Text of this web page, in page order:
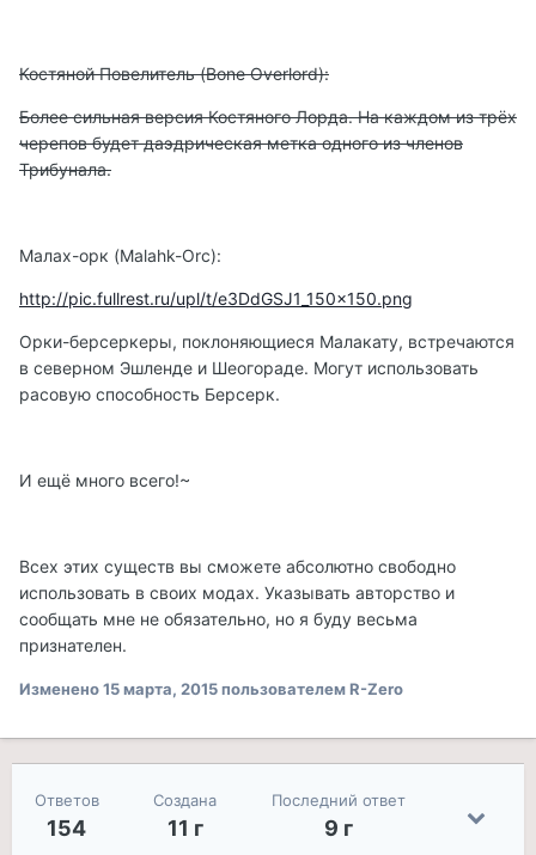
Костяной Повелитель (Bone Overlord):
Более сильная версия Костяного Лорда. На каждом из трёх
черепов будет даэдрическая метка одного из членов
Трибунала.
Малах-орк (Malahk-Orc):
http://pic.fullrest.ru/upl/t/e3DdGSJ1_150x150.png
Орки-берсеркеры, поклоняющиеся Малакату, встречаются
в северном Эшленде и Шеогораде. Могут использовать
расовую способность Берсерк.
И ещё много всего!~
Всех этих существ вы сможете абсолютно свободно
использовать в своих модах. Указывать авторство и
сообщать мне не обязательно, но я буду весьма
признателен.
Изменено15 марта, 2015пользователем R-Zero
Ответов
154
Создана
11 г
Последний ответ
9 г